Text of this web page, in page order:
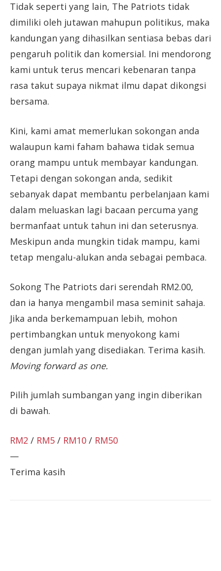
Tidak seperti yang lain, The Patriots tidak
dimiliki oleh jutawan mahupun politikus, maka
kandungan yang dihasilkan sentiasa bebas dari
pengaruh politik dan komersial. Ini mendorong
kami untuk terus mencari kebenaran tanpa
rasa takut supaya nikmat ilmu dapat dikongsi
bersama.
Kini, kami amat memerlukan sokongan anda
walaupun kami faham bahawa tidak semua
orang mampu untuk membayar kandungan.
Tetapi dengan sokongan anda, sedikit
sebanyak dapat membantu perbelanjaan kami
dalam meluaskan lagi bacaan percuma yang
bermanfaat untuk tahun ini dan seterusnya.
Meskipun anda mungkin tidak mampu, kami
tetap mengalu-alukan anda sebagai pembaca.
Sokong The Patriots dari serendah RM2.00,
dan ia hanya mengambil masa seminit sahaja.
Jika anda berkemampuan lebih, mohon
pertimbangkan untuk menyokong kami
dengan jumlah yang disediakan. Terima kasih.
Moving forward as one.
Pilih jumlah sumbangan yang ingin diberikan
di bawah.
RM2 / RM5 / RM10 / RM50
—
Terima kasih